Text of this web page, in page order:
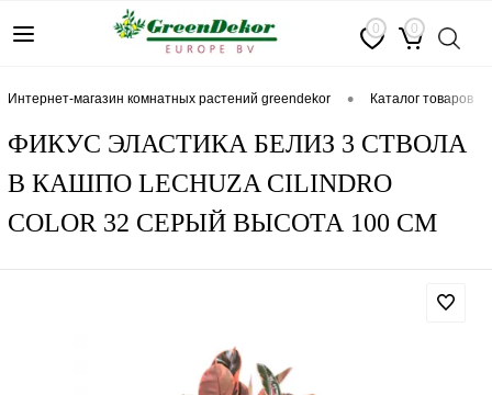
0 0
интернет-магазин комнатных растений greendekor • каталог товаров
ФИКУС ЭЛАСТИКА БЕЛИЗ 3 СТВОЛА
В КАШПО LECHUZA CILINDRO
COLOR 32 СЕРЫЙ ВЫСОТА 100 СМ